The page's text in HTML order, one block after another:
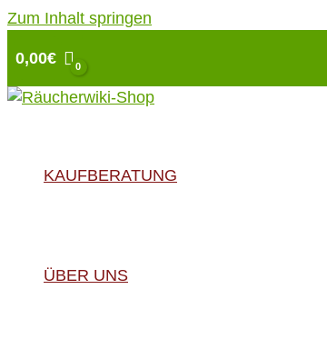
Zum Inhalt springen
0,00€
KAUFBERATUNG
ÜBER UNS